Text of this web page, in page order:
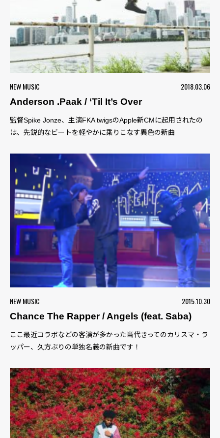
NEW MUSIC
2018.03.06
Anderson .Paak / ‘Til It’s Over
監督Spike Jonze、主演FKA twigsのApple新CMに起用されたの
は、先鋭的なビートを軽やかに乗りこなす異色の新曲
NEW MUSIC
2015.10.30
Chance The Rapper / Angels (feat. Saba)
ここ最近コラボなどの客演が多かった当代きってのカリスマ・ラ
ッパー、久方ぶりの単独名義の新曲です！